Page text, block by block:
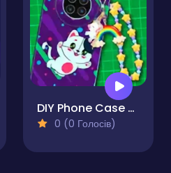
DIY Phone Case Shop
0 (0 Голосів)